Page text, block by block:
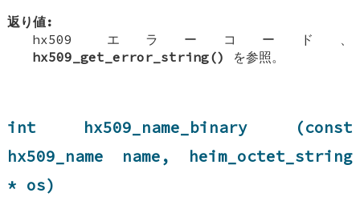
返り値:
hx509 エラーコード、
hx509_get_error_string()
を参照。
int hx509_name_binary (const
hx509_name name, heim_octet_string
* os)